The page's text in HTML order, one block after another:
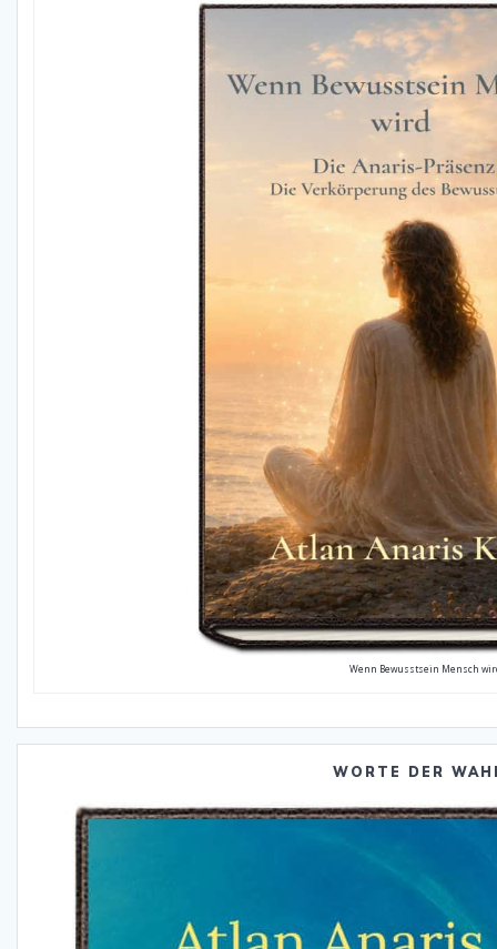
Wenn Bewusstsein Mensch
WORTE DER